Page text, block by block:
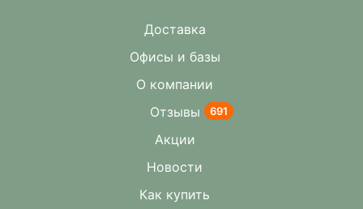
Доставка
Офисы и базы
О компании
Отзывы
691
Акции
Новости
Как купить